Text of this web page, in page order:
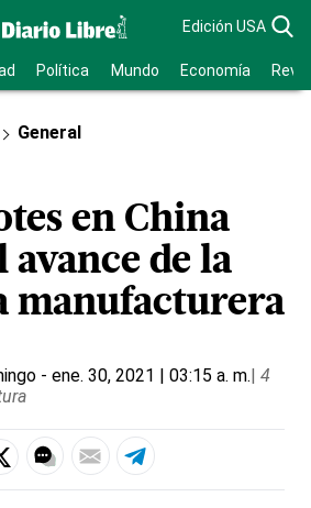
Edición USA
Política Mundo Economía
General
en China
avance de la
manufacturera
- ene. 30, 2021 | 03:15 a. m.| 4